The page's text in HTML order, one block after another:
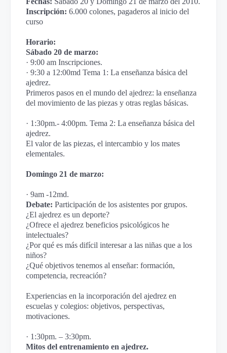
Inscripción: 6.000 colones, pagaderos al inicio del
curso
Horario:
Sábado 20 de marzo:
· 9:00 am Inscripciones.
· 9:30 a 12:00md Tema 1: La enseñanza básica del
ajedrez.
Primeros pasos en el mundo del ajedrez: la enseñanza
del movimiento de las piezas y otras reglas básicas.
· 1:30pm.- 4:00pm. Tema 2: La enseñanza básica del
ajedrez.
El valor de las piezas, el intercambio y los mates
elementales.
Domingo 21 de marzo:
· 9am -12md.
Debate: Participación de los asistentes por grupos.
¿El ajedrez es un deporte?
¿Ofrece el ajedrez beneficios psicológicos he
intelectuales?
¿Por qué es más difícil interesar a las niñas que a los
niños?
¿Qué objetivos tenemos al enseñar: formación,
competencia, recreación?
Experiencias en la incorporación del ajedrez en
escuelas y colegios: objetivos, perspectivas,
motivaciones.
· 1:30pm. – 3:30pm.
Mitos del entrenamiento en ajedrez.